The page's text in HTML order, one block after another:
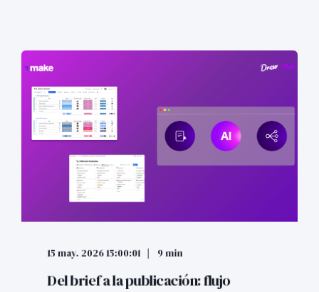
15 may. 2026 15:00:01 9 min
Del brief a la publicación: flujo